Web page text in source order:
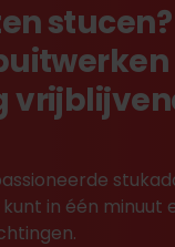
in één minuut